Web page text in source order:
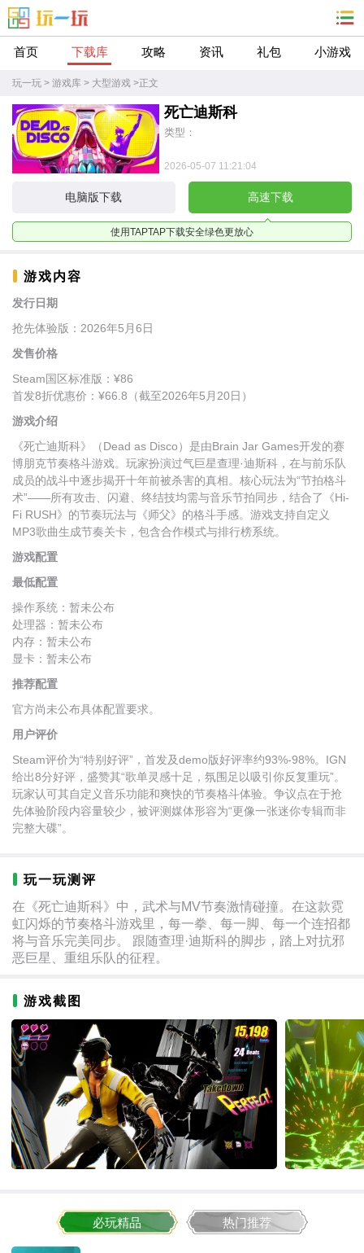
首页 下载库 攻略 资讯 礼包 小游戏
玩一玩 > 游戏库 > 大型游戏 >正文
死亡迪斯科
类型：
2026-05-07 11:21:04
电脑版下载 高速下载
使用TAPTAP下载安全绿色更放心
游戏内容
发行日期
抢先体验版：2026年5月6日
发售价格
Steam国区标准版：¥86
首发8折优惠价：¥66.8（截至2026年5月20日）
游戏介绍
《死亡迪斯科》（Dead as Disco）是由Brain Jar Games开发的赛
博朋克节奏格斗游戏。玩家扮演过气巨星查理·迪斯科，在与前乐队
成员的战斗中逐步揭开十年前被杀害的真相。核心玩法为“节拍格斗
术”——所有攻击、闪避、终结技均需与音乐节拍同步，结合了《Hi-
Fi RUSH》的节奏玩法与《师父》的格斗手感。游戏支持自定义
MP3歌曲生成节奏关卡，包含合作模式与排行榜系统。
游戏配置
最低配置
操作系统：暂未公布
处理器：暂未公布
内存：暂未公布
显卡：暂未公布
推荐配置
官方尚未公布具体配置要求。
用户评价
Steam评价为“特别好评”，首发及demo版好评率约93%-98%。IGN
给出8分好评，盛赞其“歌单灵感十足，氛围足以吸引你反复重玩”。
玩家认可其自定义音乐功能和爽快的节奏格斗体验。争议点在于抢
先体验阶段内容量较少，被评测媒体形容为“更像一张迷你专辑而非
完整大碟”。
玩一玩测评
在《死亡迪斯科》中，武术与MV节奏激情碰撞。在这款霓
虹闪烁的节奏格斗游戏里，每一拳、每一脚、每一个连招都
将与音乐完美同步。 跟随查理·迪斯科的脚步，踏上对抗邪
恶巨星、重组乐队的征程。
游戏截图
必玩精品 热门推荐